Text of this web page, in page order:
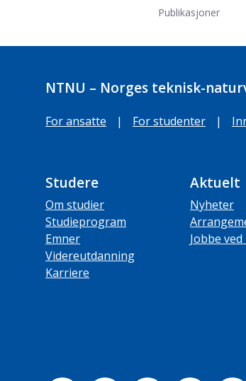
Publikasjoner
NTNU – Norges teknisk-
For ansatte | For studenter |
Studere
Om studier
Studieprogram
Emner
Videreutdanning
Karriere
Aktuelt
Nyheter
Jobbe